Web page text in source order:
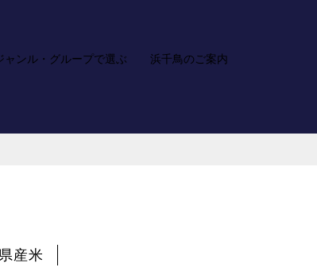
ャンル・グループで選ぶ 浜千鳥のご案内
産米